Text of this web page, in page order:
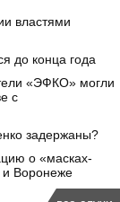
властями
до конца года
«ЭФКО» могли
с
задержаны?
о «масках-
и Воронеже